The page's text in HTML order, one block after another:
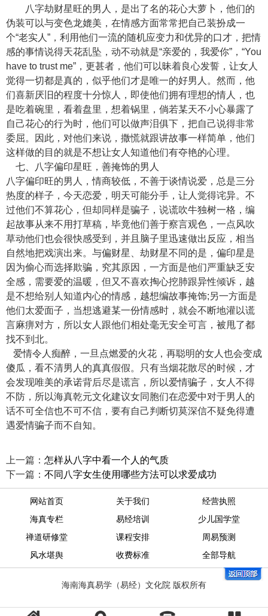
八字劫财星旺的男人，是出了名的花心大萝卜，他们的
伪装可以与变色龙媲美，在情感方面常常把自己装扮成一
个“老实人”，利用他们一流的随机应变力和优异的口才，把情
感的事情说得天花乱坠，动不动就是“亲爱的，我爱你”，“You
have to trust me”，更甚者，他们可以昧着良心发誓，让女人
觉得一切都是真的，似乎他们才是唯一的好男人。然而，他
们喜新厌旧的程度十分惊人，即使他们拥有理想的情人，也
是吃着碗里，看着盘里，想着锅里，倘若某天不小心暴露了
自己花心的行为时，他们可以做声泪俱下，把自己说得非常
委屈。因此，对他们来说，撒慌就跟讲故事一样简单，他们
这样做的目的就是不想让女人知道他们有夺艳的心理。
七、八字偏印星旺，善掩饰的男人
八字偏印旺的男人，情商较低，不善于谈情说爱，总是三分
热度的样子，今天恋爱，明天可能分手，让人觉得诧异。不
过他们不算花心，但却同样是骗子，说谎吹牛独树一格，编
起故事从来不用打草稿，毕竟他们善于察言观色，一点风吹
草动他们也会很快感受到，并且脑子里迅速做出反应，相当
自然地把戏演出来。与偏财星、劫财星不同的是，偏印星是
因为偷心而选择欺骗，究其原因，一方面是他们严重缺乏安
全感，需要爱的温暖，但又不喜欢掏心挖肺跟异性倾诉，越
是不想给别人知道内心的情感，越想编故事掩饰;另一方面是
他们太爱面子，当想逃避某一份情感时，就会不断地灌以谎
言麻痹对方，所以女人跟他们相处毫无安全可言，被甩了都
找不到北。
爱情令人痴醉，一旦点燃爱的火花，再聪明的女人也会变成
傻瓜，看不清男人的真真假假。只有当烟花散尽的时候，才
会发现唯美的承诺背后尽是谎言，所以爱情骗子，女人不得
不防，所以海真乾元文化建议女同胞们在恋爱中对于男人的
话不可全信也不可不信，要有自己判断切莫深信不疑免得遭
遇爱情骗子而不自知。
上一篇： 怎样从八字中看一个人的气质
下一篇： 不同八字女生使用哪些方法可以求爱成功
网站首页 关于我们
经营执照
海真专栏
易经培训
少儿国学堂
禅道研修堂
课程安排
周易预测
风水堪舆
收费标准 全部导航
海南海真易学（易经）文化院 版权所有